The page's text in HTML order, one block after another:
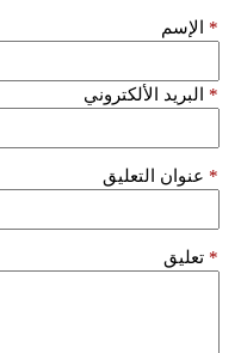
الإسم *
البريد الألكتروني *
عنوان التعليق *
تعليق *